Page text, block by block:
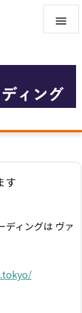

す
ディングは ヴァ